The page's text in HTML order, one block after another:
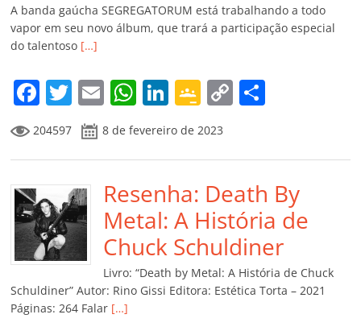
A banda gaúcha SEGREGATORUM está trabalhando a todo
vapor em seu novo álbum, que trará a participação especial
do talentoso […]
F
a
c
e
b
o
o
k
T
w
itt
er
E
m
ai
l
W
at
s
A
p
p
Li
k
e
dI
n
G
o
o
gl
e
Cl
a
ss
ro
C
y
Li
n
k
p
ar
til
h
ar
204597 8 de fevereiro de 2023
Resenha: Death By
Metal: A História de
Chuck Schuldiner
Livro: “Death by Metal: A História de Chuck
Schuldiner” Autor: Rino Gissi Editora: Estética Torta – 2021
Páginas: 264 Falar […]